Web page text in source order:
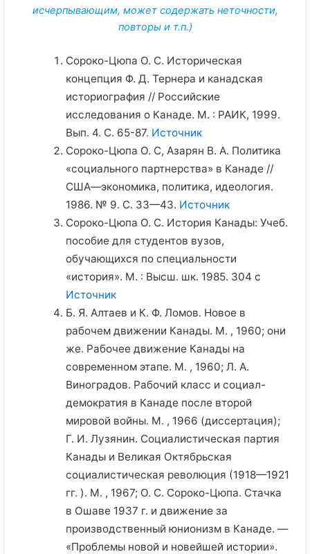
исчерпывающим, может содержать неточности,
повторы и т.п.)
Сороко-Цюпа О. С. Историческая
концепция Ф. Д. Тернера и канадская
историография // Российские
исследования о Канаде. М. : РАИК, 1999.
Вып. 4. С. 65-87. Источник
Сороко-Цюпа О. С, Азарян В. А. Политика
«социального партнерства» в Канаде //
США—экономика, политика, идеология.
1986. № 9. С. 33—43. Источник
Сороко-Цюпа О. С. История Канады: Учеб.
пособие для студентов вузов,
обучающихся по специальности
«история». М. : Высш. шк. 1985. 304 с
Источник
Б. Я. Алтаев и К. Ф. Ломов. Новое в
рабочем движении Канады. М. , 1960; они
же. Рабочее движение Канады на
современном этапе. М. , 1960; Л. А.
Виноградов. Рабочий класс и социал-
демократия в Канаде после второй
мировой войны. М. , 1966 (диссертация);
Г. И. Лузянин. Социалистическая партия
Канады и Великая Октябрьская
социалистическая революция (1918—1921
гг. ). М. , 1967; О. С. Сороко-Цюпа. Стачка
в Ошаве 1937 г. и движение за
производственный юнионизм в Канаде. —
«Проблемы новой и новейшей истории».